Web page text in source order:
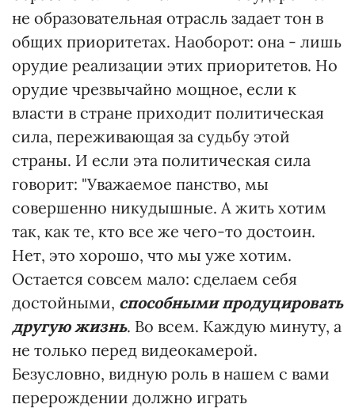
не образовательная отрасль задает тон в
общих приоритетах. Наоборот: она - лишь
орудие реализации этих приоритетов. Но
орудие чрезвычайно мощное, если к
власти в стране приходит политическая
сила, переживающая за судьбу этой
страны. И если эта политическая сила
говорит: "Уважаемое панство, мы
совершенно никудышные. А жить хотим
так, как те, кто все же чего-то достоин.
Нет, это хорошо, что мы уже хотим.
Остается совсем мало: сделаем себя
достойными, способными продуцировать
другую жизнь. Во всем. Каждую минуту, а
не только перед видеокамерой.
Безусловно, видную роль в нашем с вами
перерождении должно играть